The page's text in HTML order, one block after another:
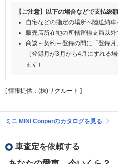
【ご注意】以下の場合などで支払総
自宅などの指定の場所へ陸送納
販売店所在地の所轄運輸支局以
商談～契約～登録の間に「登録
（登録月が3月から4月にずれる
ます）
[ 情報提供：(株)リクルート ]
ミニ MINI Cooperのカタログを見る
車査定を依頼する